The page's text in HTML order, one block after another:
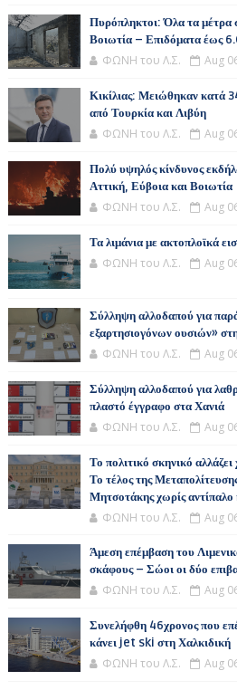
Πυρόπληκτοι: Όλα τα μέτρα
Βοιωτία – Επιδόματα έως
ΦΩΝΗ του Λ.Σ. Aug
Κικίλιας: Μειώθηκαν κατά
από Τουρκία και Λιβύη
ΦΩΝΗ του Λ.Σ. Aug
Πολύ υψηλός κίνδυνος
Αττική, Εύβοια και Βοιωτία
ΦΩΝΗ του Λ.Σ. Aug
Τα λιμάνια με ακτοπλοϊκά
ΦΩΝΗ του Λ.Σ. Aug
Σύλληψη αλλοδαπού για
εξαρτησιογόνων ουσιών»
ΦΩΝΗ του Λ.Σ. Aug
Σύλληψη αλλοδαπού για
πλαστό έγγραφο στα Χανιά
ΦΩΝΗ του Λ.Σ. Aug
Το πολιτικό σκηνικό
Το τέλος της
Μητσοτάκης χωρίς αντίπαλο
ΦΩΝΗ του Λ.Σ. Aug
Άμεση επέμβαση του
σκάφους – Σώοι οι δύο
ΦΩΝΗ του Λ.Σ. Aug
Συνελήφθη 46χρονος που
κάνει jet ski στη Χαλκιδική
ΦΩΝΗ του Λ.Σ. Aug